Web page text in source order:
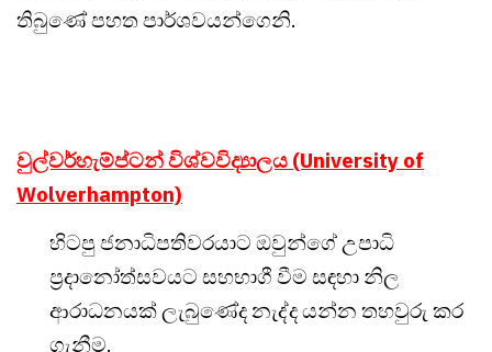
තිබුණේ පහත පාර්ශවයන්ගෙනි.
වුල්වර්හැම්ප්ටන් විශ්වවිද්‍යාලය (University of
Wolverhampton)
හිටපු ජනාධිපතිවරයාට ඔවුන්ගේ උපාධි
ප්‍රදානෝත්සවයට සහභාගී වීම සඳහා නිල
ආරාධනයක් ලැබුණේද නැද්ද යන්න තහවුරු කර
ගැනීම.